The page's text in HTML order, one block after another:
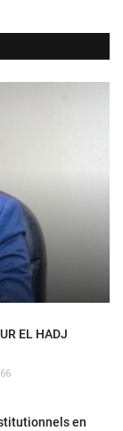
EL HADJ
en